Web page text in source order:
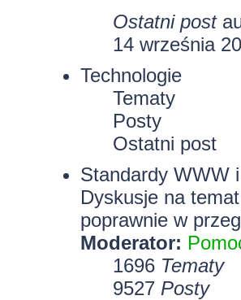
Ostatni post
14 września
Technologie
Tematy
Posty
Ostatni post
Standardy WWW
Dyskusje na
poprawnie w
Moderator:
1696 Tematy
9527 Posty